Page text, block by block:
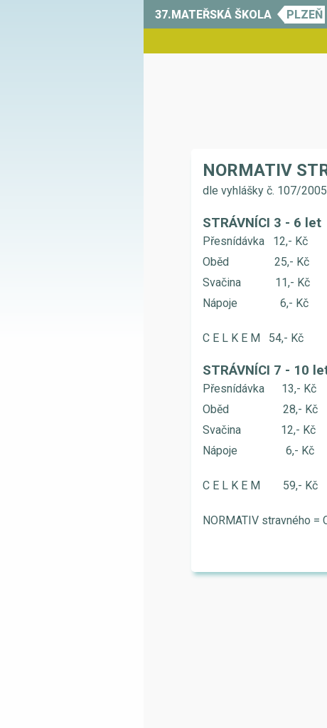
37.MATEŘSKÁ ŠKOLA PLZEŇ
NORMATIV
dle vyhlášky č. 107/
STRÁVNÍCI 3 - 6 let
Přesnídávka 12,- Kč
Oběd 25,- Kč
Svačina 11,- Kč
Nápoje 6,- Kč
C E L K E M 54,- Kč
STRÁVNÍCI 7 - 10
Přesnídávka 13,- Kč
Oběd 28,- Kč
Svačina 12,- Kč
Nápoje 6,- Kč
C E L K E M 59,- Kč
NORMATIV stravného =